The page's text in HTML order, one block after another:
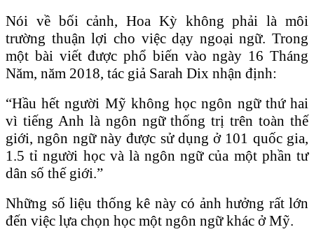
Nói về bối cảnh, Hoa Kỳ không phải là môi
trường thuận lợi cho việc dạy ngoại ngữ. Trong
một bài viết được phổ biến vào ngày 16 Tháng
Năm, năm 2018, tác giả Sarah Dix nhận định:
“Hầu hết người Mỹ không học ngôn ngữ thứ hai
vì tiếng Anh là ngôn ngữ thống trị trên toàn thế
giới, ngôn ngữ này được sử dụng ở 101 quốc gia,
1.5 tỉ người học và là ngôn ngữ của một phần tư
dân số thế giới.”
Những số liệu thống kê này có ảnh hưởng rất lớn
đến việc lựa chọn học một ngôn ngữ khác ở Mỹ.